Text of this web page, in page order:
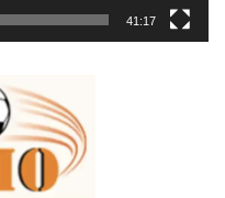
41:17